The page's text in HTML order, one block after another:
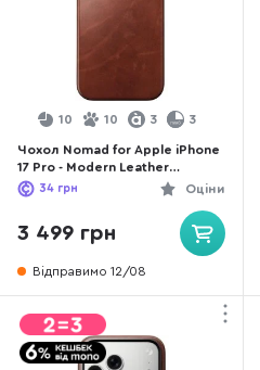
10 10 3 3
Чохол Nomad for Apple iPhone
17 Pro - Modern Leather
Horween Olde Dublin
(NM014230858)
Оціни
34 грн
3 499 грн
Відправимо 12/08